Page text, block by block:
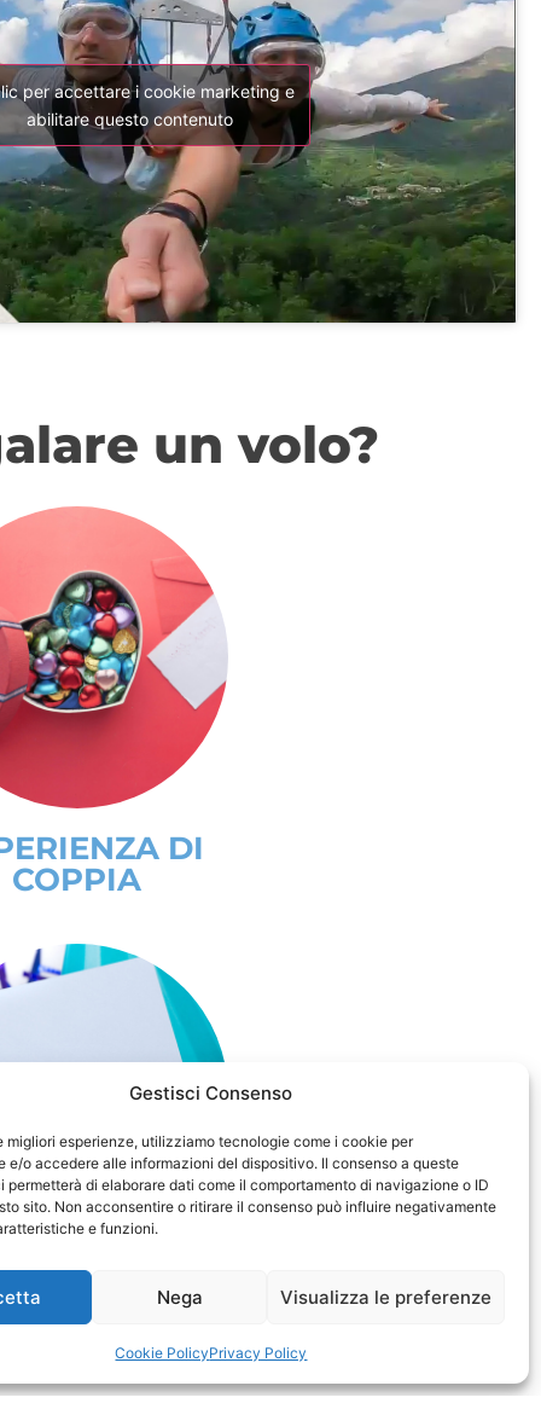
Gestisci Consenso
migliori esperienze, utilizziamo tecnologie come i cookie per
e/o accedere alle informazioni del dispositivo. Il consenso a queste
permetterà di elaborare dati come il comportamento di navigazione o ID
sito. Non acconsentire o ritirare il consenso può influire negativamente
e funzioni.
Nega Visualizza le preferenze
Cookie PolicyPrivacy Policy
per accettare i cookie marketing e
abilitare questo contenuto
un volo?
DI
COPPIA
DI